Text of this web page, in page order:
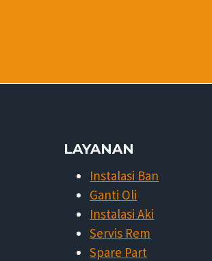
LAYANAN
Instalasi Ban
Ganti Oli
Instalasi Aki
Servis Rem
Spare Part